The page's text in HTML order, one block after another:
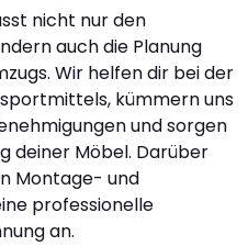
nicht nur den
auch die Planung
Wir helfen dir bei der
kümmern uns
und sorgen
deiner Möbel. Darüber
Montage- und
professionelle
an.